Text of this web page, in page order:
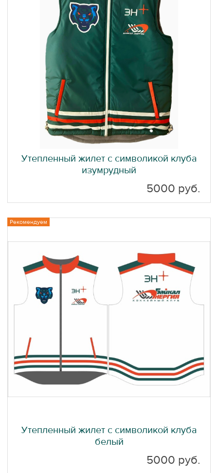
Утепленный жилет с символикой клуба
изумрудный
5000 руб.
Рекомендуем
Утепленный жилет с символикой клуба
белый
5000 руб.